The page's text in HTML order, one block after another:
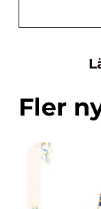
Fler